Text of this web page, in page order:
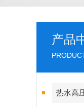
产品
热水高